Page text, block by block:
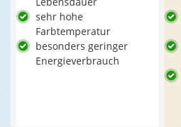
sehr hohe
Farbtemperatur
besonders geringer
Energieverbrauch